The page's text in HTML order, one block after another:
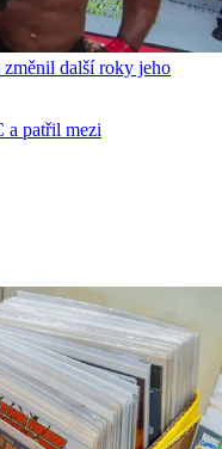
další roky jeho
a patřil mezi